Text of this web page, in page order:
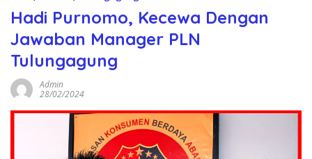
Hadi Purnomo, Kecewa Dengan
Jawaban Manager PLN
Tulungagung
Admin
28/02/2024